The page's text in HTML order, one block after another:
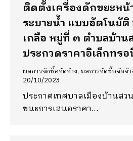
ติดตั้งเครื่องดักขยะหน้
ระบายน้ำ แบบอัตโนมั
เกลือ หมู่ที่ ๓ ตำบลบ้าน
ประกวดราคาอิเล็กทร
ผลการจัดซื้อจัดจ้าง,ผลการจัดซื้อจัดจ้า
20/10/2023
ประกาศเทศบาลเมืองบ้านสว
ชนะการเสนอราคา…